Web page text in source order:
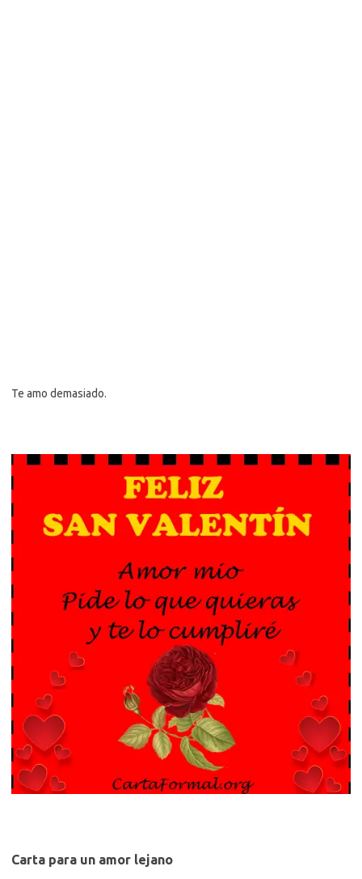
Te amo demasiado.
Carta para un amor lejano